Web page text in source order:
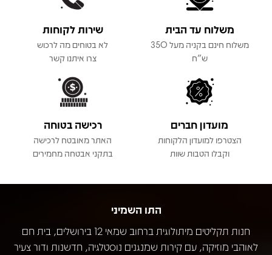
משלוח עד הבית
משלוח חינם בקניה מעל 350
ש"ח
שירות לקוחות
לא בטוחים מה לרכוש
צרו איתנו קשר
מועדון חברים
הצטרפו למועדון הלקוחות
וקבלו הטבות שוות
רכישה בטוחה
האתר מאובטח לרכישה
בתקני אבטחה מחמירים
התו השמיני
חנות תקליטים מיתולוגית ברחוב שמאי 12 בירושלים, בית חם
לאוהבי מוזיקה, עם קירות שמנגנים נוסטלגיה, חדשנות ודור צעיר